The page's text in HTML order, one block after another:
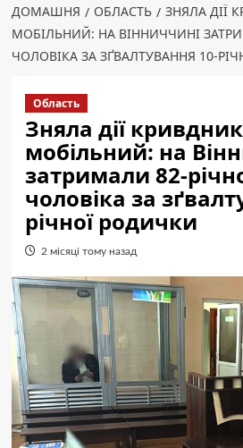
ДОМАШНЯ ОБЛАСТЬ
ЗНЯЛА ДІЇ
МОБІЛЬНИЙ: НА ВІННИЧЧИНІ
ЧОЛОВІКА ЗА ЗҐВАЛТУВАННЯ 10-
Область
Зняла дії
мобільний: на
затримали 82-
чоловіка за
річної родички
2 місяці тому назад